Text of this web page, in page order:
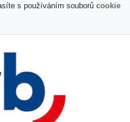
s používáním souborů cookie